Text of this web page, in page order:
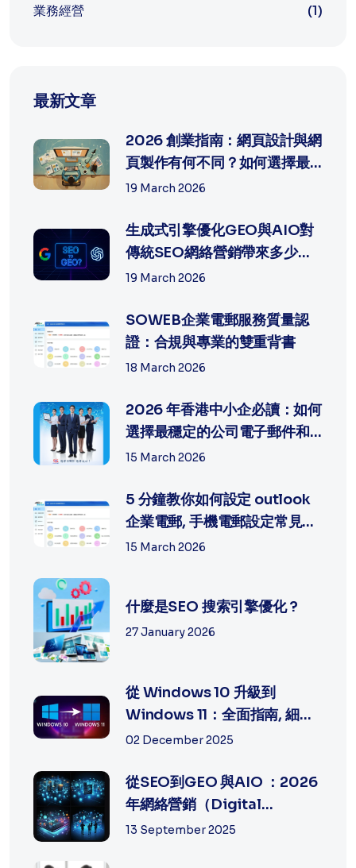
業務經營
(1)
最新文章
2026 創業指南：網頁設計與網
頁製作有何不同？如何選擇最
適合中...
19 March 2026
生成式引擎優化GEO與AIO對
傳統SEO網絡營銷帶來多少沖
擊?
19 March 2026
SOWEB企業電郵服務質量認
證：合規與專業的雙重背書
18 March 2026
2026 年香港中小企必讀：如何
選擇最穩定的公司電子郵件和
網頁製...
15 March 2026
5 分鐘教你如何設定 outlook
企業電郵, 手機電郵設定常見問
題排...
15 March 2026
什麼是SEO 搜索引擎優化 ?
27 January 2026
從 Windows 10 升級到
Windows 11：全面指南, 細節
及方法
02 December 2025
從SEO到GEO 與AIO ：2026
年網絡營銷（Digital
Marketing）的策...
13 September 2025